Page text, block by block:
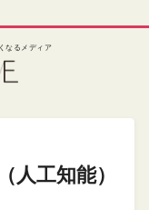
なるメディア
人工知能）